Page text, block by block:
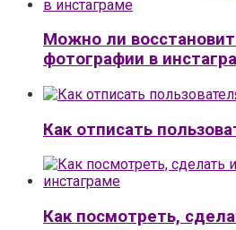
Можно ли
фотографии в
Как отписать
Как посмотреть,